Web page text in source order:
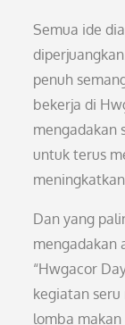
Semua ide
penuh
bekerja di
mengadakan
untuk terus
Dan yang
mengadakan
“Hwgacor
kegiatan
lomba makan